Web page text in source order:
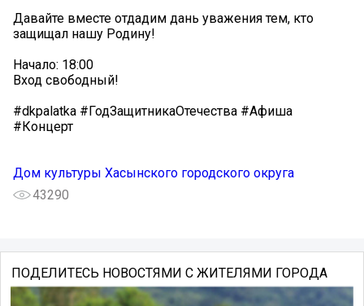
Давайте вместе отдадим дань уважения тем, кто
защищал нашу Родину!
Начало: 18:00
Вход свободный!
#dkpalatka #ГодЗащитникаОтечества #Афиша
#Концерт
Дом культуры Хасынского городского округа
43290
ПОДЕЛИТЕСЬ НОВОСТЯМИ С ЖИТЕЛЯМИ ГОРОДА